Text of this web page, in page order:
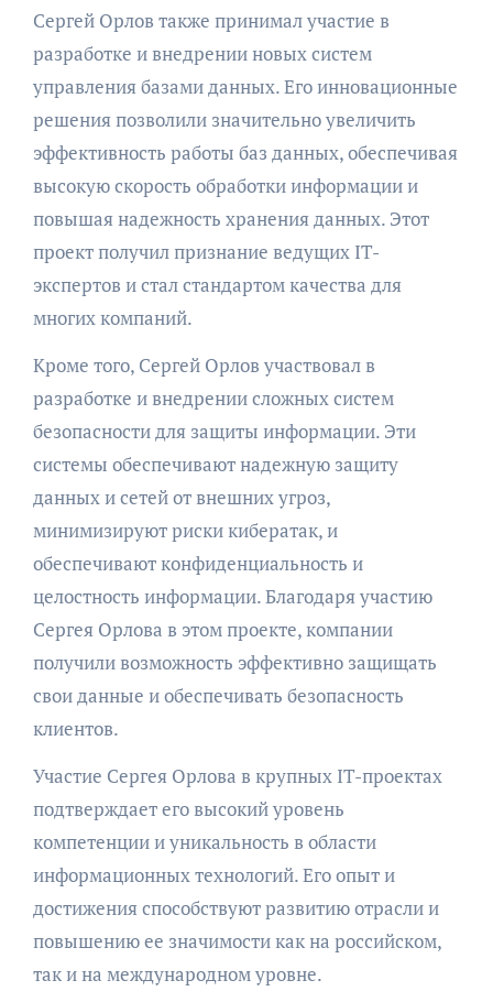
Сергей Орлов также принимал участие в
разработке и внедрении новых систем
управления базами данных. Его инновационные
решения позволили значительно увеличить
эффективность работы баз данных, обеспечивая
высокую скорость обработки информации и
повышая надежность хранения данных. Этот
проект получил признание ведущих IT-
экспертов и стал стандартом качества для
многих компаний.
Кроме того, Сергей Орлов участвовал в
разработке и внедрении сложных систем
безопасности для защиты информации. Эти
системы обеспечивают надежную защиту
данных и сетей от внешних угроз,
минимизируют риски кибератак, и
обеспечивают конфиденциальность и
целостность информации. Благодаря участию
Сергея Орлова в этом проекте, компании
получили возможность эффективно защищать
свои данные и обеспечивать безопасность
клиентов.
Участие Сергея Орлова в крупных IT-проектах
подтверждает его высокий уровень
компетенции и уникальность в области
информационных технологий. Его опыт и
достижения способствуют развитию отрасли и
повышению ее значимости как на российском,
так и на международном уровне.